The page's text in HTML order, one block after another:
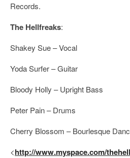
Records.
The Hellfreaks:
Shakey Sue – Vocal
Yoda Surfer – Guitar
Bloody Holly – Upright Bass
Peter Pain – Drums
Cherry Blossom – Bourlesque
<http://www.myspace.com/